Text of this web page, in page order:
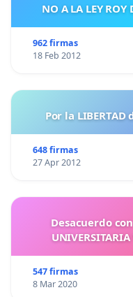
NO A LA LEY ROY
962 firmas
18 Feb 2012
Por la
648 firmas
27 Apr 2012
Desacuerdo
547 firmas
8 Mar 2020